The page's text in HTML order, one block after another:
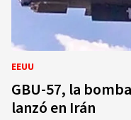
EEUU
GBU-57, la
lanzó en Irán